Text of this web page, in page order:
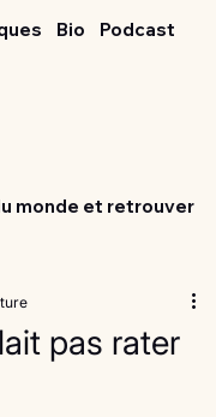
Podcast
Bio
monde et retrouver
pas rater